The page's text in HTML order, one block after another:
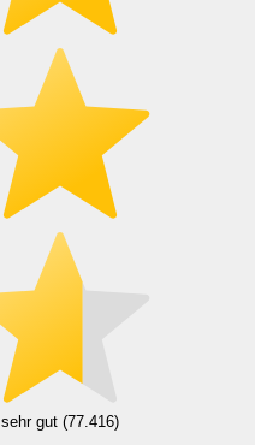
sehr gut (77.416)